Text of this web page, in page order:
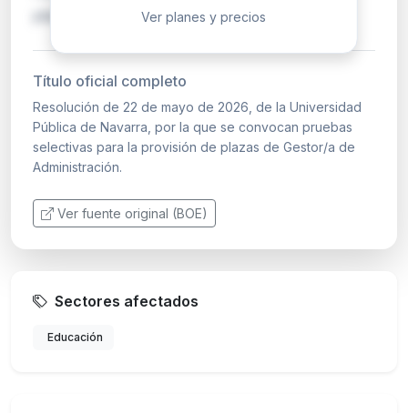
plazas)…
Ver planes y precios
Título oficial completo
Resolución de 22 de mayo de 2026, de la Universidad
Pública de Navarra, por la que se convocan pruebas
selectivas para la provisión de plazas de Gestor/a de
Administración.
Ver fuente original (BOE)
Sectores afectados
Educación